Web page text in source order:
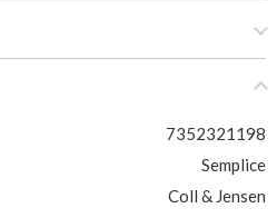
7352321198
Semplice
Coll & Jensen